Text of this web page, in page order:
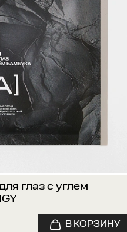
глаз с углем